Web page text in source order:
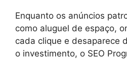
Enquanto os anúncios
como aluguel de espaço,
cada clique e desaparece
o investimento, o SEO